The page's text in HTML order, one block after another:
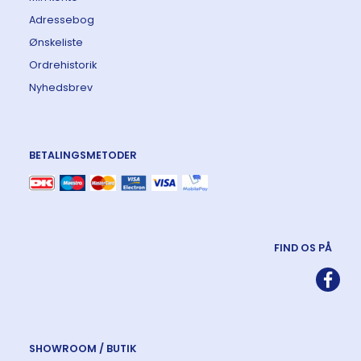
Adressebog
Ønskeliste
Ordrehistorik
Nyhedsbrev
BETALINGSMETODER
FIND OS PÅ
SHOWROOM / BUTIK